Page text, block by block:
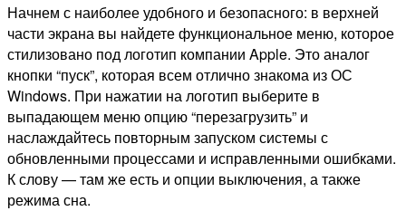
Начнем с наиболее удобного и безопасного: в верхней
части экрана вы найдете функциональное меню, которое
стилизовано под логотип компании Apple. Это аналог
кнопки “пуск”, которая всем отлично знакома из ОС
Windows. При нажатии на логотип выберите в
выпадающем меню опцию “перезагрузить” и
наслаждайтесь повторным запуском системы с
обновленными процессами и исправленными ошибками.
К слову — там же есть и опции выключения, а также
режима сна.